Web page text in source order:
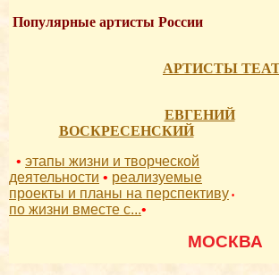
Популярные артисты России
АРТИСТЫ
ЕВГЕНИЙ
ВОСКРЕСЕНСКИЙ
• этапы жизни и творческой
деятельности • реализуемые
проекты и планы на перспективу •
по жизни вместе с...•
          МОСКВА